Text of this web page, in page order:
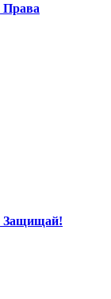
Права
Защищай!